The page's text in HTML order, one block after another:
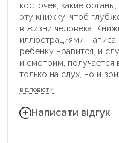
косточек, какие
эту книжку, чтоб
в жизни человека.
иллюстрациями,
ребенку нравится, и
и смотрим,
только на слух, но и
відповісти
Написати відгук